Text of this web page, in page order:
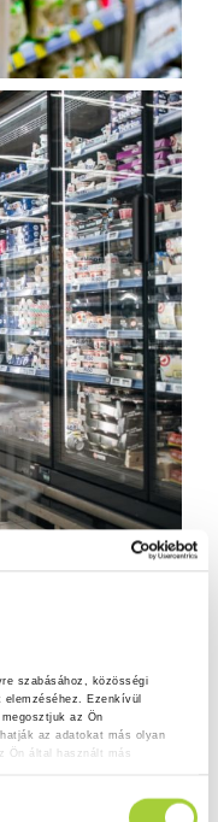
szabásához, közösségi
Ezenkívül
az Ön
az adatokat más olyan
Ön által használt más